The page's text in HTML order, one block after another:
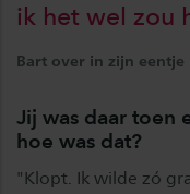
ik het wel zou
Bart over in zijn
Jij was daar toen
hoe was dat?
"Klopt. Ik wilde zó